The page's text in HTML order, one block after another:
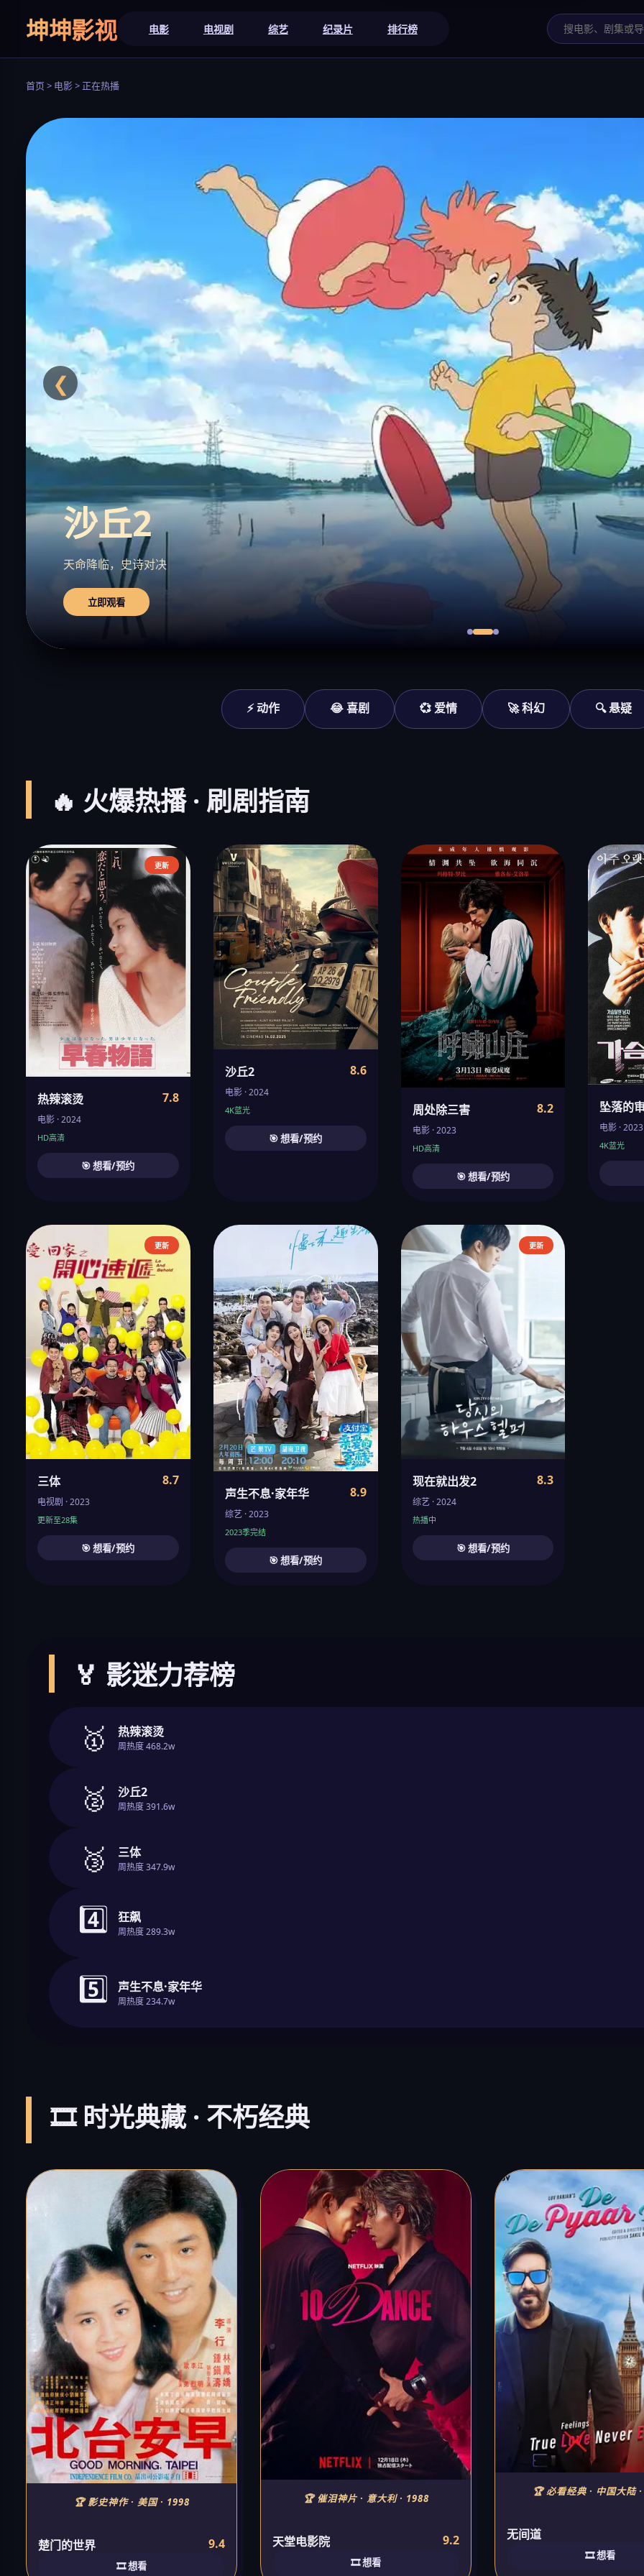
坤坤影视 电影 电视剧 综艺 纪录片 排行榜
首页 > 电影 > 正在热播
沙丘2
天命降临，史诗对决
立即观看
❮
⚡ 动作 😂 喜剧 💞 爱情 🚀 科幻 🔍 悬疑
🔥 火爆热播 · 刷剧指南
更新
热辣滚烫 7.8
电影 · 2024
HD高清
🎯 想看/预约
沙丘2 8.6
电影 · 2024
4K蓝光
🎯 想看/预约
周处除三害 8.2
电影 · 2023
HD高清
🎯 想看/预约
坠落的
电影 · 2023
4K蓝光
更新
三体 8.7
电视剧 · 2023
更新至28集
🎯 想看/预约
声生不息·家年华 8.9
综艺 · 2023
2023季完结
🎯 想看/预约
更新
现在就出发2 8.3
综艺 · 2024
热播中
🎯 想看/预约
🏅 影迷力荐榜
🥇 热辣滚烫
周热度 468.2w
🥈 沙丘2
周热度 391.6w
🥉 三体
周热度 347.9w
4️⃣ 狂飙
周热度 289.3w
5️⃣ 声生不息·家年华
周热度 234.7w
🎞️ 时光典藏 · 不朽经典
🏆 影史神作 · 美国 · 1998
楚门的世界 9.4
🎞️ 想看
🏆 催泪神片 · 意大利 · 1988
天堂电影院 9.2
🎞️ 想看
🏆 必看经典 · 中国大陆
无间道
🎞️ 想看